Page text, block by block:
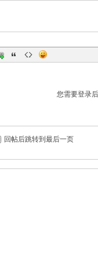
您需要登录
回帖后跳转到最后一页